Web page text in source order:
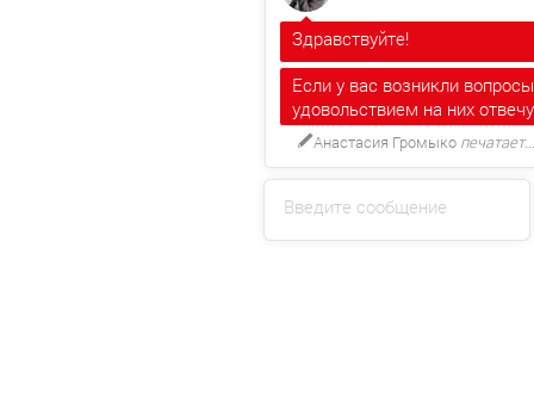
Введите сообщение
Здравствуйте!
Если у вас возникли
удовольствием на них отвечу
Анастасия Громыко